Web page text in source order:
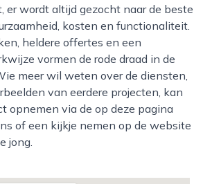
er wordt altijd gezocht naar de beste
kosten en functionaliteit.
heldere offertes en een
vormen de rode draad in de
meer wil weten over de diensten,
van eerdere projecten, kan
opnemen via de op deze pagina
of een kijkje nemen op de website
jong.